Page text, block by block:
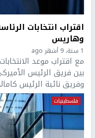
اقتراب انتخابات
وهاريس
1 سنة، 9 أشهر ago
مع اقتراب موعد
بين فريق الرئيس
وفريق نائبة الرئيس
فلسطينيات